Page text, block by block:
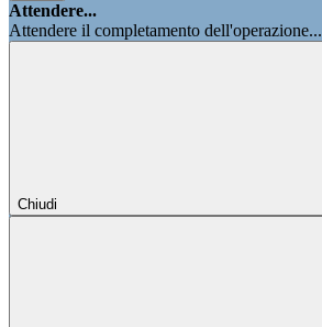
Attendere...
Attendere il completamento dell'operazione...
Chiudi